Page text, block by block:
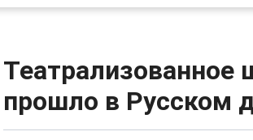
Театрализованное
прошло в Русском